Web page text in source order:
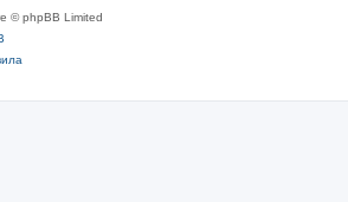
© phpBB Limited